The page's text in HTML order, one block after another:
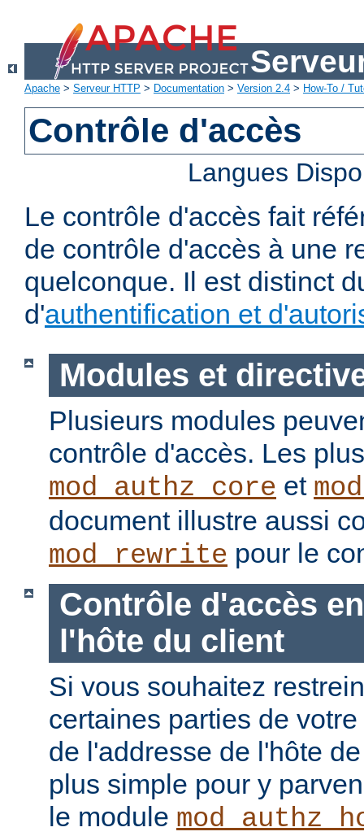
Apache > Serveur HTTP > Documentation > Version 2.4 > How-To /
Contrôle d'accès
Langues
Le contrôle d'accès fait
de contrôle d'accès à une
quelconque. Il est distinct
d'authentification et
Modules et
Plusieurs modules
contrôle d'accès. Les
mod_authz_core et
document illustre aussi
mod_rewrite pour le
Contrôle d'accès
l'hôte du client
Si vous souhaitez
certaines parties de
de l'addresse de l'hôte
plus simple pour y
le module